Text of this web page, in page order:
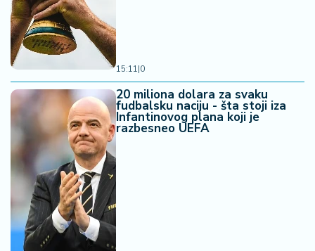
15:11|0
20 miliona dolara za svaku
fudbalsku naciju - šta stoji iza
Infantinovog plana koji je
razbesneo UEFA